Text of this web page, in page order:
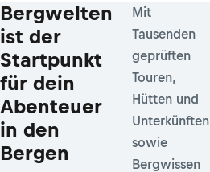
Bergwelten
ist der
Startpunkt
für dein
Abenteuer
in den
Bergen
Mit
Tausenden
geprüften
Touren,
Hütten und
Unterkünften
sowie
Bergwissen